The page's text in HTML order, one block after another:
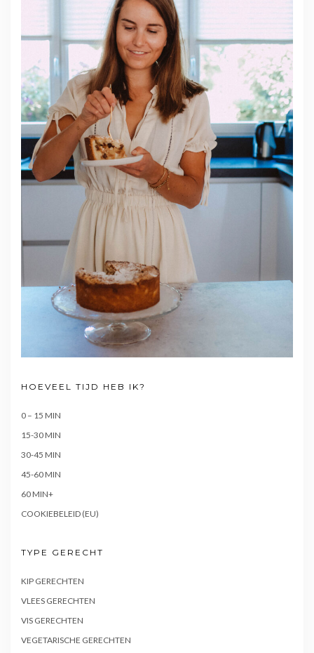
HOEVEEL TIJD HEB IK?
0 – 15 MIN
15-30 MIN
30-45 MIN
45-60 MIN
60 MIN+
COOKIEBELEID (EU)
TYPE GERECHT
KIP GERECHTEN
VLEES GERECHTEN
VIS GERECHTEN
VEGETARISCHE GERECHTEN